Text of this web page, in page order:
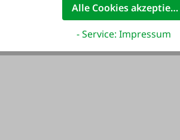
Alle Cookies akzeptieren
- Service: Impressum